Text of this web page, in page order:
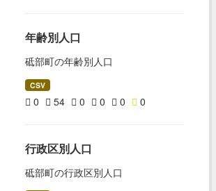
年齢別人口
砥部町の年齢別人口
CSV
0 54 0 0 0 0
行政区別人口
砥部町の行政区別人口